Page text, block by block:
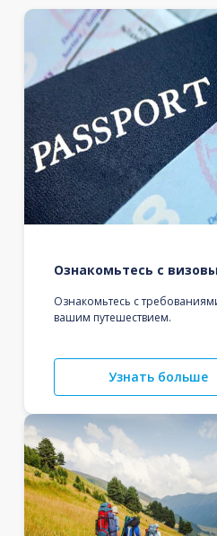
Ознакомьтесь с
Ознакомьтесь с
вашим путешествием.
Узнать больше